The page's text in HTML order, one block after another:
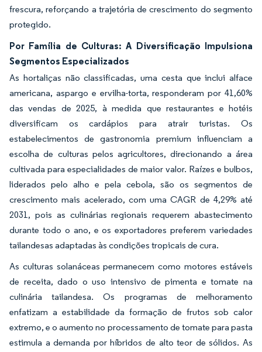
frescura, reforçando a trajetória de crescimento do segmento
protegido.
Por Família de Culturas: A Diversificação Impulsiona
Segmentos Especializados
As hortaliças não classificadas, uma cesta que inclui alface
americana, aspargo e ervilha-torta, responderam por 41,60%
das vendas de 2025, à medida que restaurantes e hotéis
diversificam os cardápios para atrair turistas. Os
estabelecimentos de gastronomia premium influenciam a
escolha de culturas pelos agricultores, direcionando a área
cultivada para especialidades de maior valor. Raízes e bulbos,
liderados pelo alho e pela cebola, são os segmentos de
crescimento mais acelerado, com uma CAGR de 4,29% até
2031, pois as culinárias regionais requerem abastecimento
durante todo o ano, e os exportadores preferem variedades
tailandesas adaptadas às condições tropicais de cura.
As culturas solanáceas permanecem como motores estáveis
de receita, dado o uso intensivo de pimenta e tomate na
culinária tailandesa. Os programas de melhoramento
enfatizam a estabilidade da formação de frutos sob calor
extremo, e o aumento no processamento de tomate para pasta
estimula a demanda por híbridos de alto teor de sólidos. As